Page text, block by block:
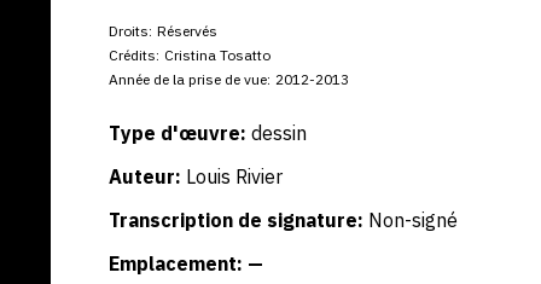
Droits: Réservés
Crédits: Cristina Tosatto
Année de la prise de vue: 2012-2013
Type d'œuvre: dessin
Auteur: Louis Rivier
Transcription de signature: Non-signé
Emplacement: —